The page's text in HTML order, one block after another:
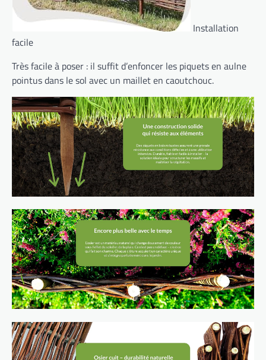
Installation
facile
Très facile à poser : il suffit d’enfoncer les piquets en aulne
pointus dans le sol avec un maillet en caoutchouc.